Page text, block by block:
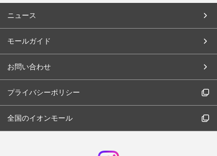
ニュース
モールガイド
お問い合わせ
プライバシーポリシー
全国のイオンモール